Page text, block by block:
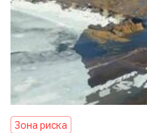
Зона риска